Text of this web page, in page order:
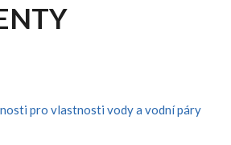
pro vlastnosti vody a vodní páry